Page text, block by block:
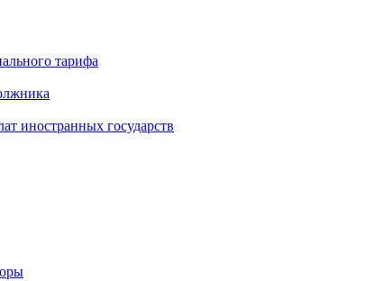
тарифа
иностранных государств